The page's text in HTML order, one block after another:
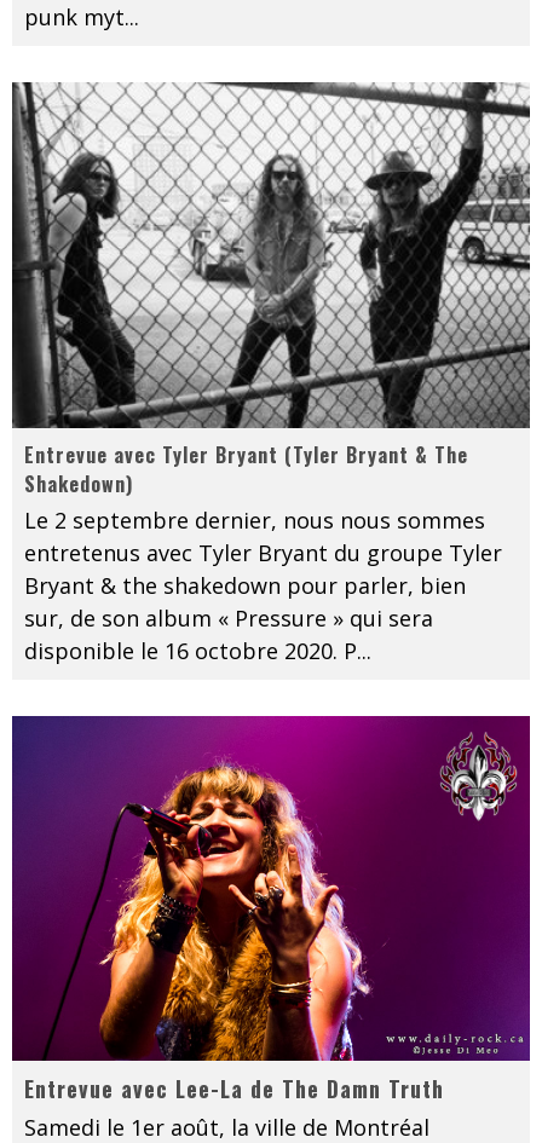
punk myt...
Entrevue avec Tyler Bryant (Tyler Bryant & The
Shakedown)
Le 2 septembre dernier, nous nous sommes
entretenus avec Tyler Bryant du groupe Tyler
Bryant & the shakedown pour parler, bien
sur, de son album « Pressure » qui sera
disponible le 16 octobre 2020. P...
Entrevue avec Lee-La de The Damn Truth
Samedi le 1er août, la ville de Montréal